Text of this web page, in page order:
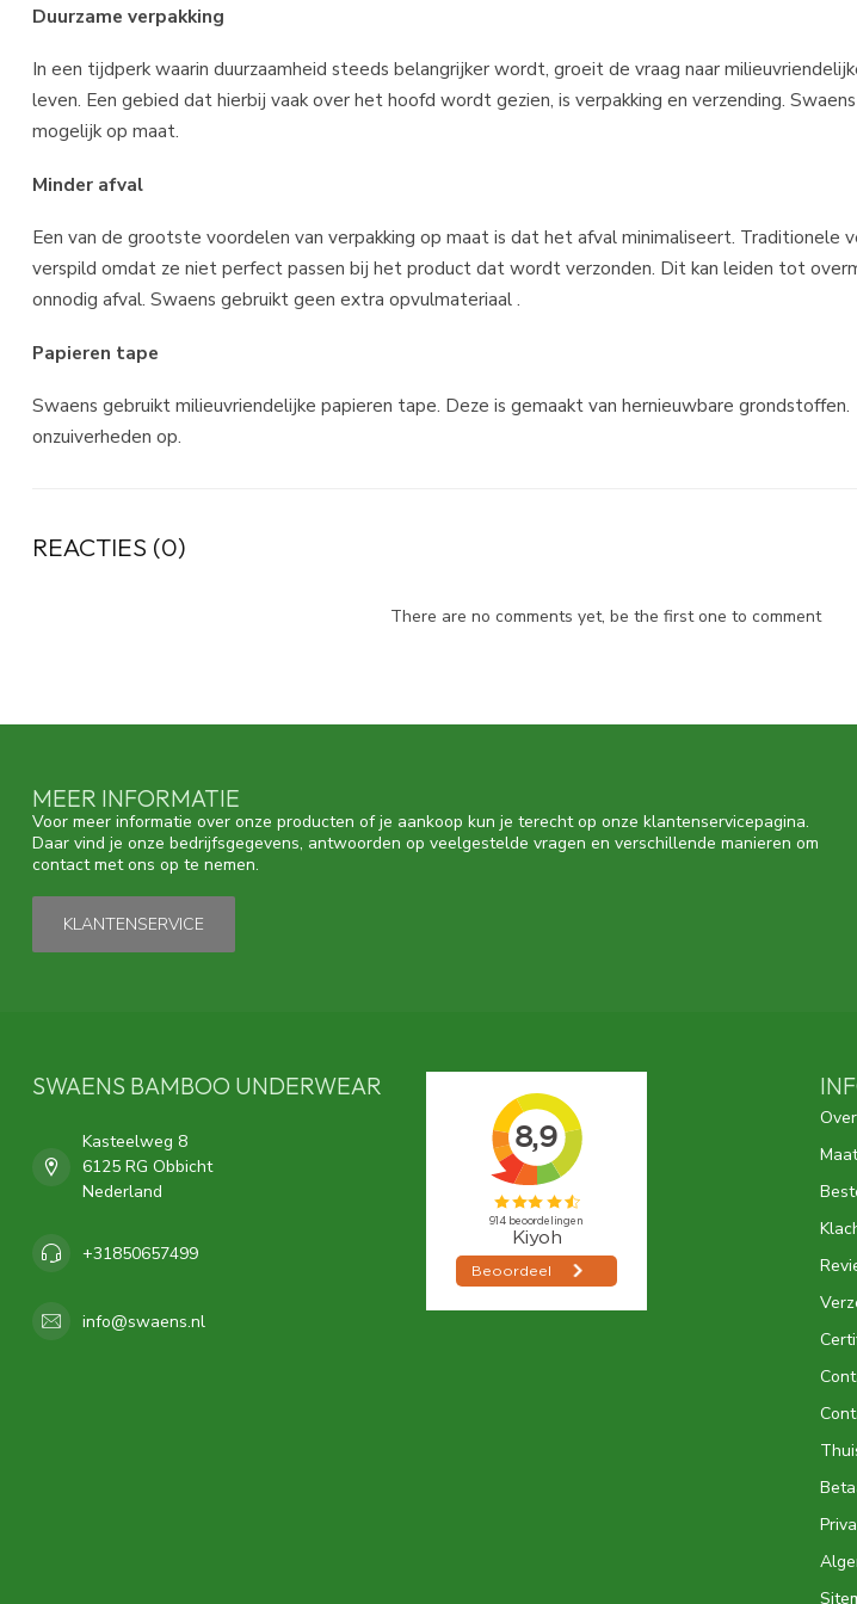
Duurzame verpakking
In een tijdperk waarin duurzaamheid steeds belangrijker wordt, groeit de vraag naar
leven. Een gebied dat hierbij vaak over het hoofd wordt gezien, is verpakking en verzending.
mogelijk op maat.
Minder afval
Een van de grootste voordelen van verpakking op maat is dat het afval minimaliseert. Traditionele
verspild omdat ze niet perfect passen bij het product dat wordt verzonden. Dit kan leiden tot
onnodig afval. Swaens gebruikt geen extra opvulmateriaal .
Papieren tape
Swaens gebruikt milieuvriendelijke papieren tape. Deze is gemaakt van hernieuwbare
onzuiverheden op.
REACTIES (0)
There are no comments yet, be the first one to comment
MEER INFORMATIE
Voor meer informatie over onze producten of je aankoop kun je terecht op onze klantenservicepagina.
Daar vind je onze bedrijfsgegevens, antwoorden op veelgestelde vragen en verschillende manieren om
contact met ons op te nemen.
KLANTENSERVICE
SWAENS BAMBOO UNDERWEAR
Kasteelweg 8
6125 RG Obbicht
Nederland
+31850657499
info@swaens.nl